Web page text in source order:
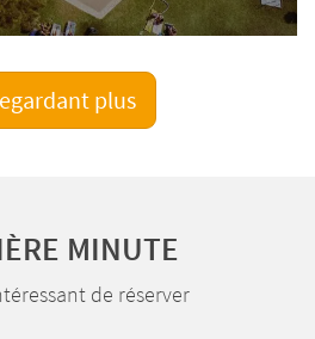
plus
MINUTE
de réserver